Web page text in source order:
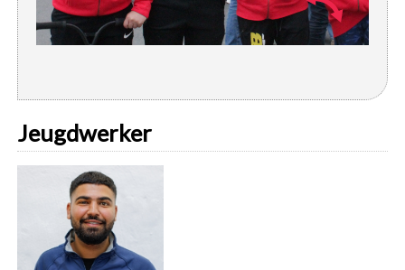
Jeugdwerker